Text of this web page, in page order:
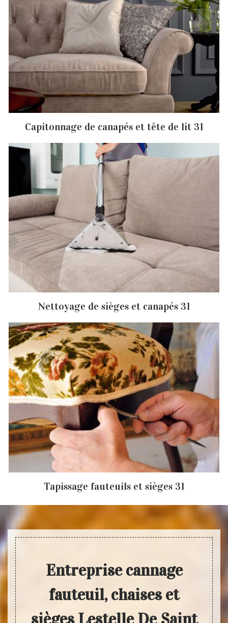
Capitonnage de canapés et tête de lit 31
Nettoyage de sièges et canapés 31
Tapissage fauteuils et sièges 31
Entreprise cannage
fauteuil, chaises et